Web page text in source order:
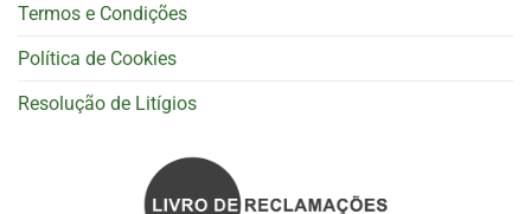
Termos e Condições
Política de Cookies
Resolução de Litígios